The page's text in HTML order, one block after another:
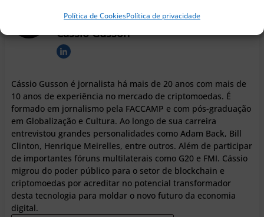
Política de CookiesPolítica de privacidade
Cassio Gusson
Cássio Gusson é jornalista há mais de 20 anos com mais de
10 anos de experiência no mercado de criptomoedas. É
formado em jornalismo pela FACCAMP e com pós-graduação
em Globalização e Cultura. Ao longo de sua carreira
entrevistou grandes personalidades como Adam Back, Bill
Clinton, Henrique Meirelles, entre outros. Além de participar
de importantes fóruns multilaterais como G20 e FMI. Cássio
migrou do poder público para o setor de blockchain e
criptomoedas por acreditar no potencial transformador
desta tecnologia para moldar o novo futuro da economia
digital.